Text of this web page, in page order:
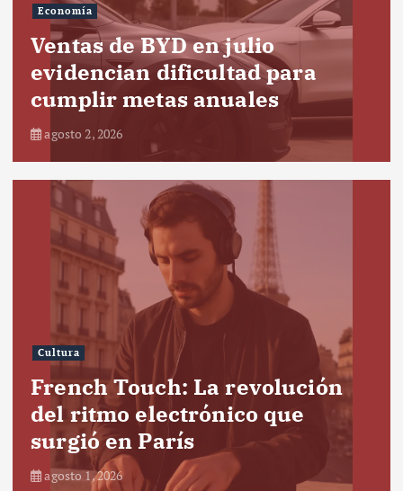
Economía
Ventas de BYD en julio
evidencian dificultad para
cumplir metas anuales
agosto 2, 2026
Cultura
French Touch: La revolución
del ritmo electrónico que
surgió en París
agosto 1, 2026